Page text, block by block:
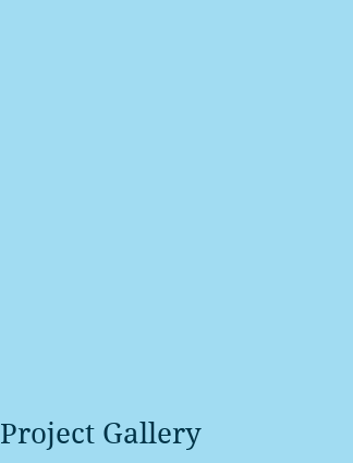
Project Gallery